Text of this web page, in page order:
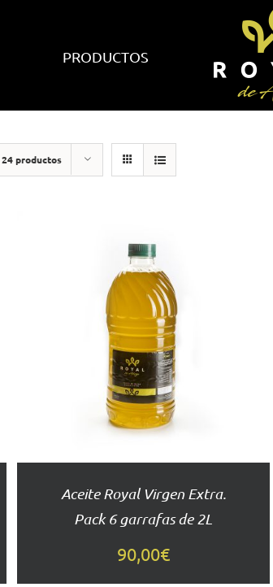
PRODUCTOS
24 productos
AÑADIR AL
CARRITO
DETALLES
Aceite Royal Virgen Extra.
Pack 6 garrafas de 2L
90,00€